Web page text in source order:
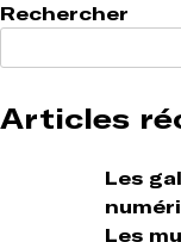
l’article
Rechercher
Articles
Les
Les